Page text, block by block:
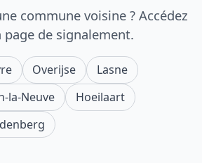
commune voisine ? Accédez
de signalement.
Overijse
Lasne
la-Neuve
Hoeilaart